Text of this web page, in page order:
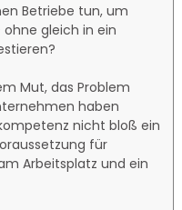
Betriebe tun, um
gleich in ein
Mut, das Problem
haben
nicht bloß ein
für
Arbeitsplatz und ein